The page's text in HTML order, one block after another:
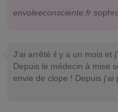
envoleeconsciente.fr
J'ai arrêté il y a un mois et
Depuis le médecin à mise
envie de clope ! Depuis j'ai